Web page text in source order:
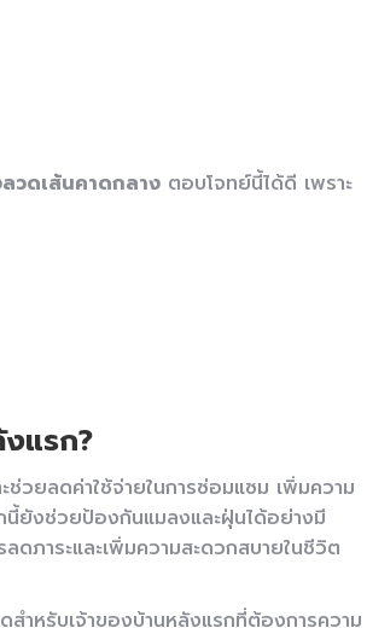
วดเส้นคาดกลาง ตอบโจทย์นี้ได้ดี เพราะ
แรก?
ช่วยลดค่าใช้จ่ายในการซ่อมแซม เพิ่มความ
นี้ยังช่วยป้องกันแมลงและฝุ่นได้อย่างมี
ดภาระและเพิ่มความสะดวกสบายในชีวิต
ำหรับเจ้าของบ้านหลังแรกที่ต้องการความ